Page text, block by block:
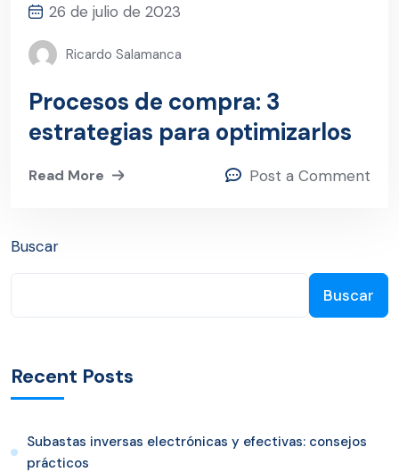
26 de julio de 2023
Ricardo Salamanca
Procesos de compra: 3
estrategias para optimizarlos
Read More Post a Comment
Buscar
Buscar
Recent Posts
Subastas inversas electrónicas y efectivas: consejos
prácticos